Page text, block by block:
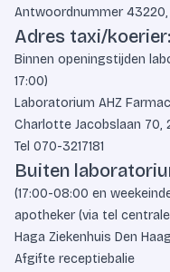
Antwoordnummer 43220,
Adres taxi/koerier:
Binnen openingstijden
17:00)
Laboratorium AHZ
Charlotte Jacobslaan 70,
Tel 070-3217181
Buiten
(17:00-08:00 en
apotheker (via tel
Haga Ziekenhuis Den
Afgifte receptiebalie